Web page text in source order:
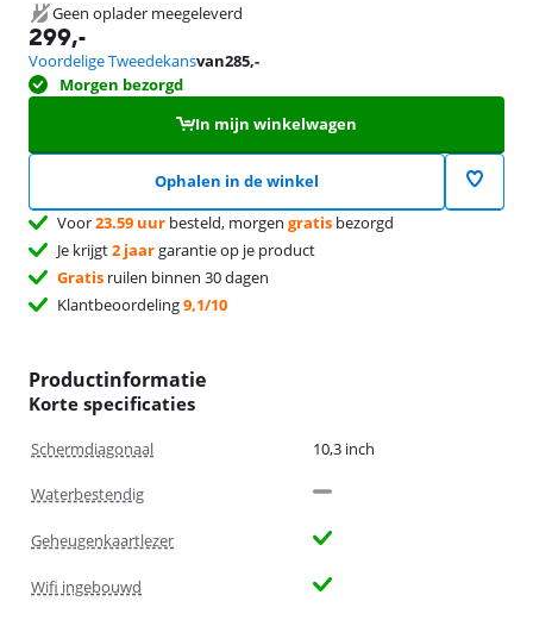
Geen oplader meegeleverd
299,-
Voordelige Tweedekansvan285,-
Morgen bezorgd
In mijn winkelwagen
Ophalen in de winkel
Voor23.59 uur besteld, morgen gratis bezorgd
Je krijgt2 jaargarantie op je product
Gratis ruilen binnen 30 dagen
Klantbeoordeling9,1/10
Productinformatie
Korte specificaties
Schermdiagonaal 10,3 inch
Waterbestendig
Geheugenkaartlezer
Wifi ingebouwd